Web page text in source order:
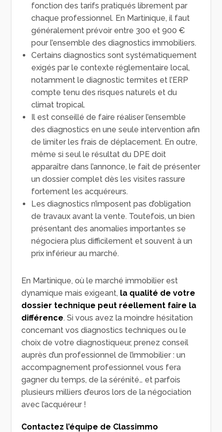
fonction des tarifs pratiqués librement par
chaque professionnel. En Martinique, il faut
généralement prévoir entre 300 et 900 €
pour l’ensemble des diagnostics immobiliers.
Certains diagnostics sont systématiquement
exigés par le contexte réglementaire local,
notamment le diagnostic termites et l’ERP
compte tenu des risques naturels et du
climat tropical.
Il est conseillé de faire réaliser l’ensemble
des diagnostics en une seule intervention afin
de limiter les frais de déplacement. En outre,
même si seul le résultat du DPE doit
apparaître dans l’annonce, le fait de présenter
un dossier complet dès les visites rassure
fortement les acquéreurs.
Les diagnostics n’imposent pas d’obligation
de travaux avant la vente. Toutefois, un bien
présentant des anomalies importantes se
négociera plus difficilement et souvent à un
prix inférieur au marché.
En Martinique, où le marché immobilier est
dynamique mais exigeant, la qualité de votre
dossier technique peut réellement faire la
différence. Si vous avez la moindre hésitation
concernant vos diagnostics techniques ou le
choix de votre diagnostiqueur, prenez conseil
auprès d’un professionnel de l’immobilier : un
accompagnement professionnel vous fera
gagner du temps, de la sérénité… et parfois
plusieurs milliers d’euros lors de la négociation
avec l’acquéreur !
Contactez l’équipe de Classimmo